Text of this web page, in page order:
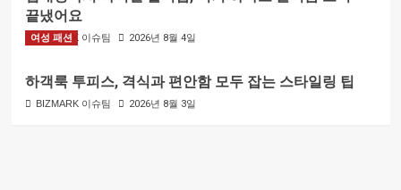
끝냈어요
BIZMARK 이슈팀 2026년 8월 4일
여성 패션
하객룩 투피스, 격식과 편안함 모두 잡는 스타일링 팁
BIZMARK 이슈팀 2026년 8월 3일